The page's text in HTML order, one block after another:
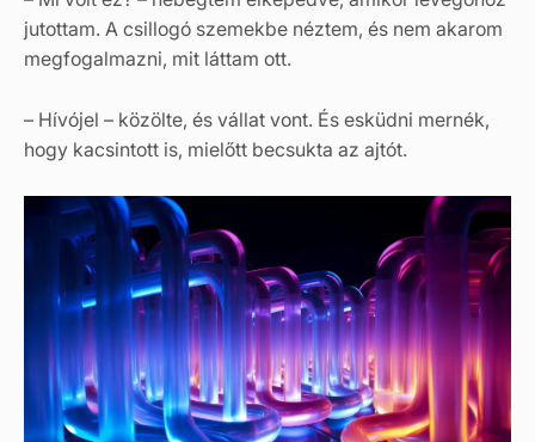
jutottam. A csillogó szemekbe néztem, és nem akarom
megfogalmazni, mit láttam ott.
– Hívójel – közölte, és vállat vont. És esküdni mernék,
hogy kacsintott is, mielőtt becsukta az ajtót.